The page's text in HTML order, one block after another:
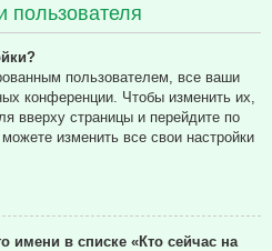
пользователя
пользователем, все ваши
конференции. Чтобы изменить их,
вверху страницы и перейдите по
можете изменить все свои настройки
имени в списке «Кто сейчас на